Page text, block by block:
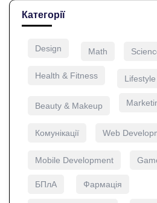
Категорії
Design Math
Health & Fitness Lifestyle
Beauty & Makeup
Комунікації Web
Mobile Development
БПлА Фармація